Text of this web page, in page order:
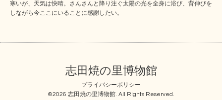
寒いが、天気は快晴。さんさんと降り注ぐ太陽の光を全身に浴び、背伸びを
しながら今ここにいることに感謝したい。
志田焼の里博物館
プライバシーポリシー
©2026 志田焼の里博物館. All Rights Reserved.